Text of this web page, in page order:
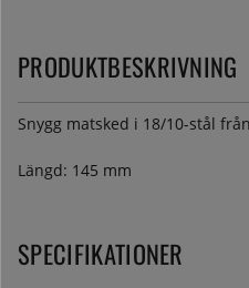
PRODUKTBESKRIVNING
Snygg matsked i 18/10-stål
Längd: 145 mm
SPECIFIKATIONER